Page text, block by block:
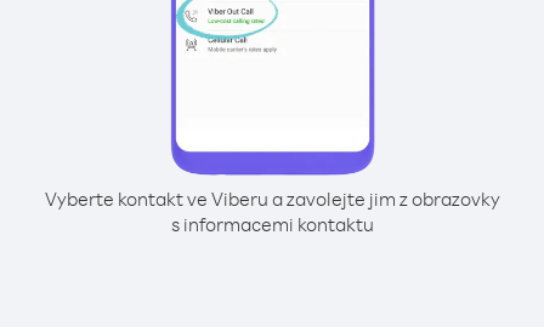
Vyberte kontakt ve Viberu a zavolejte jim z obrazovky
s informacemi kontaktu